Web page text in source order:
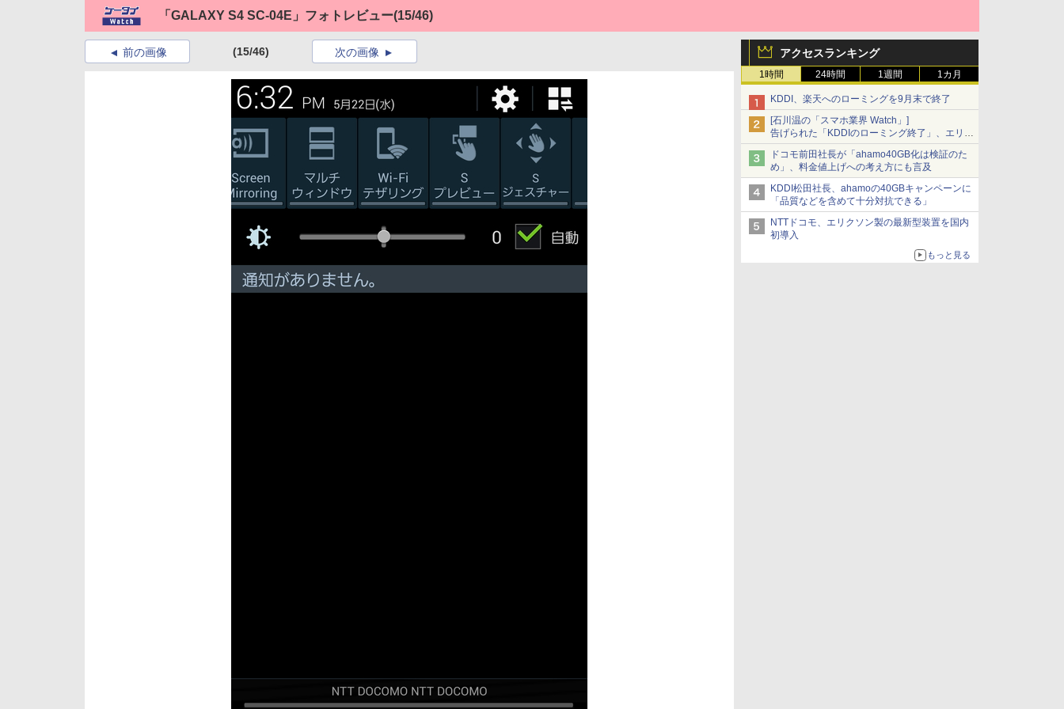
「GALAXY S4 SC-04E」フォトレビュー(15/46)
アクセスランキング
1時間 24時間 1週間 1カ月
KDDI、楽天へのローミングを9月末で終了
[石川温の「スマホ業界 Watch」]
告げられた「KDDIのローミング終了」、エリア
マップの落とし穴と楽天モバイルの課題
ドコモ前田社長が「ahamo40GB化は検証のた
め」、料金値上げへの考え方にも言及
KDDI松田社長、ahamoの40GBキャンペーンに
「品質などを含めて十分対抗できる」
NTTドコモ、エリクソン製の最新型装置を国内
初導入
もっと見る
前の画像 (15/46) 次の画像